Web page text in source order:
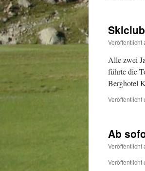
Veröffentlicht
Alle zwei
führte die
Berghotel
Veröffentlicht
Ab
Veröffentlicht
Veröffentlicht